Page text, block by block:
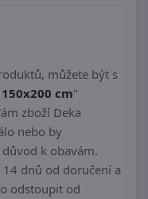
můžete být s
cm"
zboží Deka
nebo by
k obavám.
dnů od doručení a
odstoupit od